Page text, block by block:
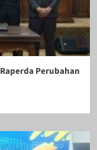
Perubahan